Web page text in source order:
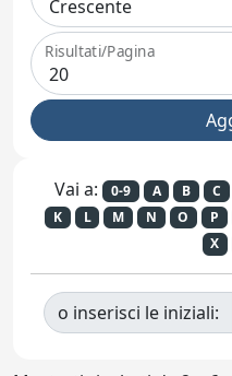
Risultati/Pagina
Vai a: 0-9 A B C
K
L M N O P
X
o inserisci le iniziali: